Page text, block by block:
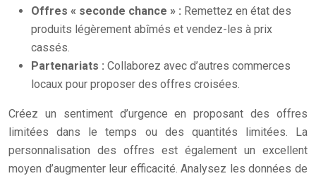
Offres « seconde chance » : Remettez en état des
produits légèrement abîmés et vendez-les à prix
cassés.
Partenariats : Collaborez avec d’autres commerces
locaux pour proposer des offres croisées.
Créez un sentiment d’urgence en proposant des offres
limitées dans le temps ou des quantités limitées. La
personnalisation des offres est également un excellent
moyen d’augmenter leur efficacité. Analysez les données de